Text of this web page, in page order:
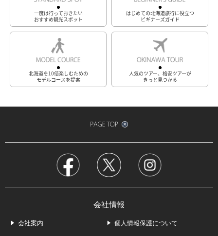
一度は行っておきたい
おすすめ観光スポット
はじめての北海道旅行に役立つ
ビギナーズガイド
北海道を10倍楽しむための
モデルコースを提案
人気のツアー、格安ツアーが
きっと見つかる
会社情報
会社案内 個人情報保護について